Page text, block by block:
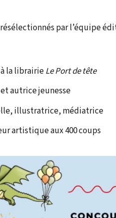
par l’équipe
la librairieLe Port de tête
autrice jeunesse
illustratrice, médiatrice
artistique aux 400 coups